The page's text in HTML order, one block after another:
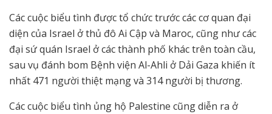
Các cuộc biểu tình được tổ chức trước các cơ quan đại
diện của Israel ở thủ đô Ai Cập và Maroc, cũng như các
đại sứ quán Israel ở các thành phố khác trên toàn cầu,
sau vụ đánh bom Bệnh viện Al-Ahli ở Dải Gaza khiến ít
nhất 471 người thiệt mạng và 314 người bị thương.
Các cuộc biểu tình ủng hộ Palestine cũng diễn ra ở